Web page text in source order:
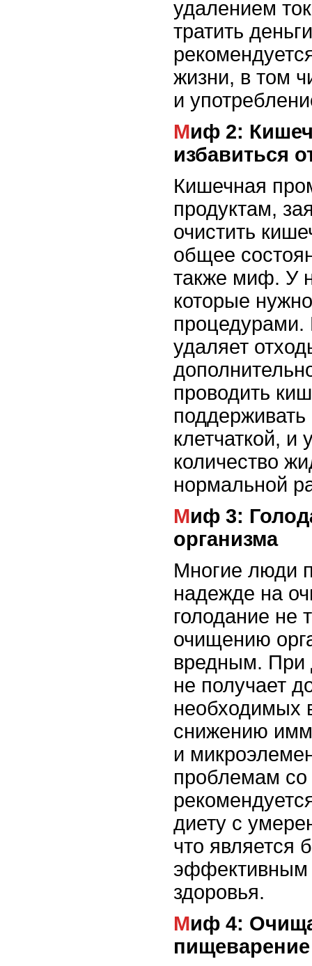
удалением
тратить
жизни, в том
и
Миф 2: Кишечная промывка помогает
избавиться
Кишечная
продуктам,
очистить
общее
также миф. У
которые
процедурами.
удаляет
проводить
клетчаткой, и
количество
нормальной
Миф 3: Голодание помогает очищению
организма
Многие люди
надежде на
голодание не
очищению
вредным. При
не получает
необходимых
снижению
и
проблемам со
диету с
что является
эффективным
здоровья.
Миф 4: Очищающие процедуры улучшают
пищеварение